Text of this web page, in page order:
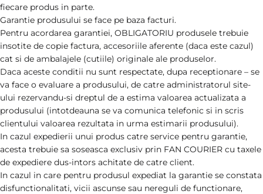
fiecare produs in parte.
Garantie produsului se face pe baza facturi.
Pentru acordarea garantiei, OBLIGATORIU produsele trebuie
insotite de copie factura, accesoriile aferente (daca este cazul)
cat si de ambalajele (cutiile) originale ale produselor.
Daca aceste conditii nu sunt respectate, dupa receptionare – se
va face o evaluare a produsului, de catre administratorul site-
ului rezervandu-si dreptul de a estima valoarea actualizata a
produsului (intotdeauna se va comunica telefonic si in scris
clientului valoarea rezultata in urma estimarii produsului).
In cazul expedierii unui produs catre service pentru garantie,
acesta trebuie sa soseasca exclusiv prin FAN COURIER cu taxele
de expediere dus-intors achitate de catre client.
In cazul in care pentru produsul expediat la garantie se constata
disfunctionalitati, vicii ascunse sau nereguli de functionare,